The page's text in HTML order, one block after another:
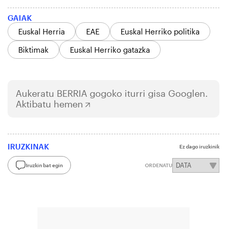
GAIAK
Euskal Herria
EAE
Euskal Herriko politika
Biktimak
Euskal Herriko gatazka
Aukeratu BERRIA gogoko iturri gisa Googlen.
Aktibatu hemen
IRUZKINAK Ez dago iruzkinik
Iruzkin bat egin ORDENATU